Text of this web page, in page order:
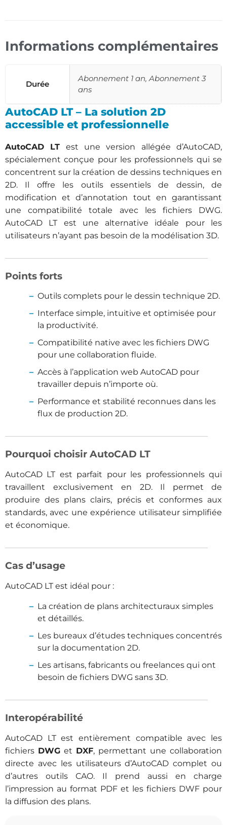
Informations complémentaires
Durée
Abonnement 1 an, Abonnement 3
ans
AutoCAD LT – La solution 2D
accessible et professionnelle
AutoCAD LT est une version allégée d’AutoCAD,
spécialement conçue pour les professionnels qui se
concentrent sur la création de dessins techniques en
2D. Il offre les outils essentiels de dessin, de
modification et d’annotation tout en garantissant
une compatibilité totale avec les fichiers DWG.
AutoCAD LT est une alternative idéale pour les
utilisateurs n’ayant pas besoin de la modélisation 3D.
Points forts
Outils complets pour le dessin technique 2D.
Interface simple, intuitive et optimisée pour
la productivité.
Compatibilité native avec les fichiers DWG
pour une collaboration fluide.
Accès à l’application web AutoCAD pour
travailler depuis n’importe où.
Performance et stabilité reconnues dans les
flux de production 2D.
Pourquoi choisir AutoCAD LT
AutoCAD LT est parfait pour les professionnels qui
travaillent exclusivement en 2D. Il permet de
produire des plans clairs, précis et conformes aux
standards, avec une expérience utilisateur simplifiée
et économique.
Cas d’usage
AutoCAD LT est idéal pour :
La création de plans architecturaux simples
et détaillés.
Les bureaux d’études techniques concentrés
sur la documentation 2D.
Les artisans, fabricants ou freelances qui ont
besoin de fichiers DWG sans 3D.
Interopérabilité
AutoCAD LT est entièrement compatible avec les
fichiers DWG et DXF, permettant une collaboration
directe avec les utilisateurs d’AutoCAD complet ou
d’autres outils CAO. Il prend aussi en charge
l’impression au format PDF et les fichiers DWF pour
la diffusion des plans.